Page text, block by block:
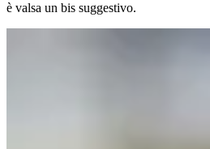
è valsa un bis suggestivo.